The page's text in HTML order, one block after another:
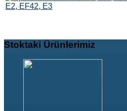
Stoktaki Ürünlerimiz